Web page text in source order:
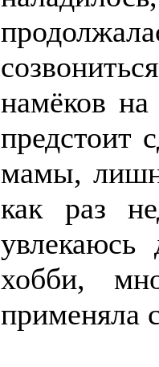
намёков
предстоит
мамы,
как раз
хобби,
применяла